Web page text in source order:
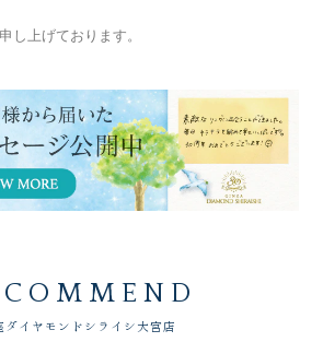
し上げております。
ダイヤモンドシライシ 大宮店